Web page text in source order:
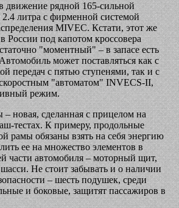
движение рядной 165-сильной
литра с фирменной системой
MIVEC. Кстати, этот же
России под капотом кроссовера
"моментный" – в запасе есть
может поставляться как с
передач с пятью ступенями, так и с
"автоматом" INVECS-II,
режим.
новая, сделанная с прицелом на
тестах. К примеру, продольные
рамы обязаны взять на себя энергию
ее на множество элементов в
части автомобиля – моторный щит,
Не стоит забывать и о наличии
– шесть подушек, среди
и боковые, защитят пассажиров в